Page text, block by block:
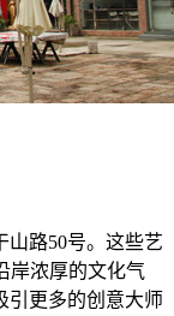
山路50号。这些艺
岸浓厚的文化气
引更多的创意大师